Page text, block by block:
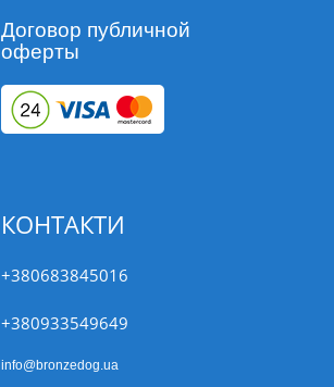
Договор публичной
оферты
КОНТАКТИ
+380683845016
+380933549649
info@bronzedog.ua